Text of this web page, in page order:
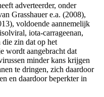
adverteerder, onder
Grasshauer e.a. (2008),
voldoende aannemelijk
iota-carrageenan,
zin dat op het
wordt aangebracht dat
minder kans krijgen
te dringen, zich daardoor
en daardoor beperkter in